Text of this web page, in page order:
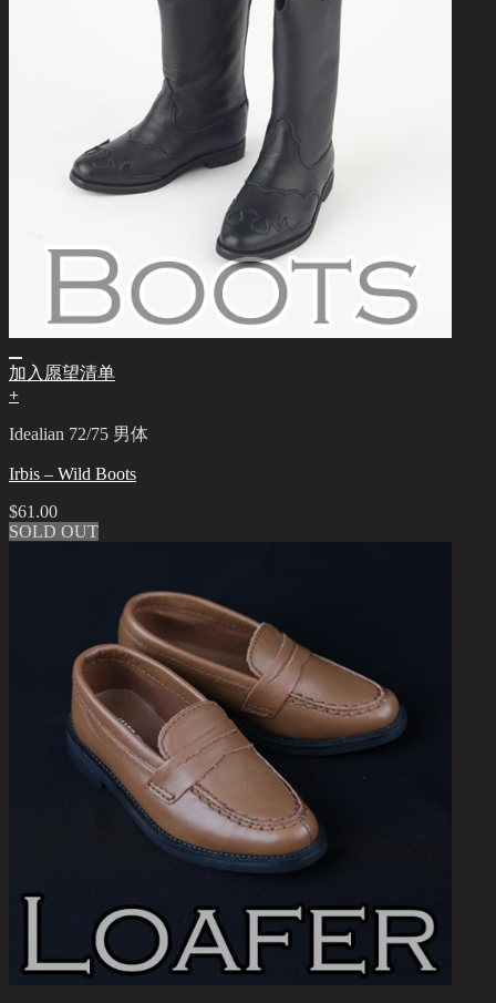
加入愿望清单
+
Idealian 72/75 男体
Irbis – Wild Boots
$61.00
SOLD OUT